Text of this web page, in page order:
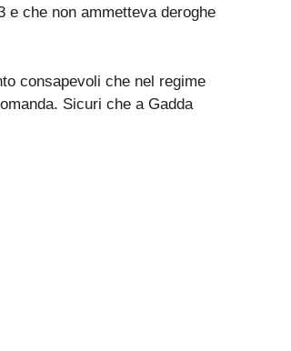
e che non ammetteva deroghe
consapevoli che nel regime
Sicuri che a Gadda